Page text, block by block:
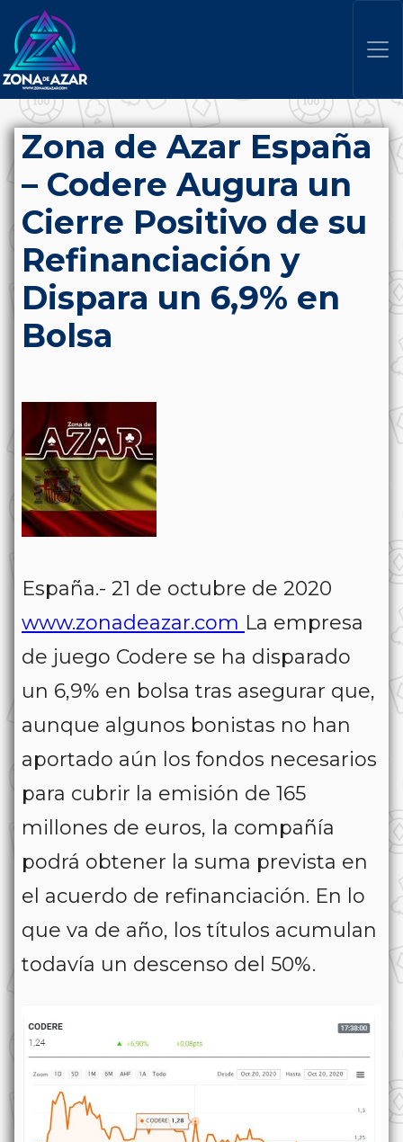
Zona de Azar España
– Codere Augura un
Cierre Positivo de su
Refinanciación y
Dispara un 6,9% en
Bolsa
España.- 21 de octubre de 2020
www.zonadeazar.com La empresa
de juego Codere se ha disparado
un 6,9% en bolsa tras asegurar que,
aunque algunos bonistas no han
aportado aún los fondos necesarios
para cubrir la emisión de 165
millones de euros, la compañía
podrá obtener la suma prevista en
el acuerdo de refinanciación. En lo
que va de año, los títulos acumulan
todavía un descenso del 50%.